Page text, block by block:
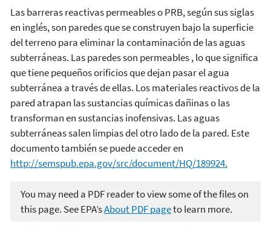
Las barreras reactivas permeables o PRB, según sus siglas
en inglés, son paredes que se construyen bajo la superficie
del terreno para eliminar la contaminación de las aguas
subterráneas. Las paredes son permeables , lo que significa
que tiene pequeños orificios que dejan pasar el agua
subterránea a través de ellas. Los materiales reactivos de la
pared atrapan las sustancias químicas dañinas o las
transforman en sustancias inofensivas. Las aguas
subterráneas salen limpias del otro lado de la pared. Este
documento también se puede acceder en
http://semspub.epa.gov/src/document/HQ/189924.
You may need a PDF reader to view some of the files on
this page. See EPA’sAbout PDF pageto learn more.